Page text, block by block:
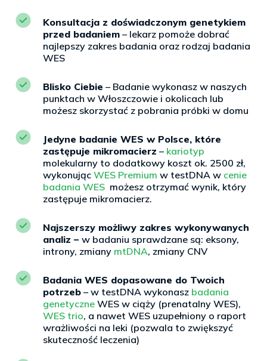
Konsultacja z doświadczonym genetykiem
przed badaniem – lekarz pomoże dobrać
najlepszy zakres badania oraz rodzaj badania
WES
Blisko Ciebie – Badanie wykonasz w naszych
punktach w Włoszczowie i okolicach lub
możesz skorzystać z pobrania próbki w domu
Jedyne badanie WES w Polsce, które
zastępuje mikromacierz – kariotyp
molekularny to dodatkowy koszt ok. 2500 zł,
wykonując WES Premium w testDNA w cenie
badania WES możesz otrzymać wynik, który
zastępuje mikromacierz.
Najszerszy możliwy zakres wykonywanych
analiz – w badaniu sprawdzane są: eksony,
introny, zmiany mtDNA, zmiany CNV
Badania WES dopasowane do Twoich
potrzeb – w testDNA wykonasz badania
genetyczne WES w ciąży (prenatalny WES),
WES trio, a nawet WES uzupełniony o raport
wrażliwości na leki (pozwala to zwiększyć
skuteczność leczenia)